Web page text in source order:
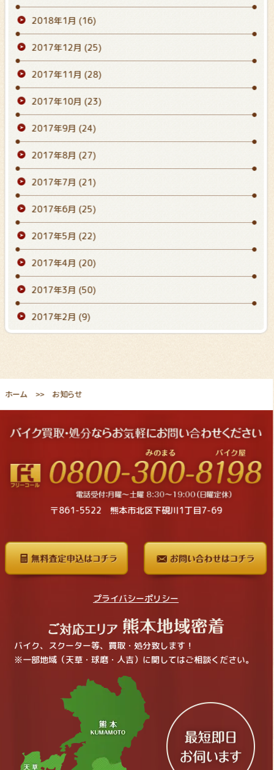
2018年1月 (16)
2017年12月 (25)
2017年11月 (28)
2017年10月 (23)
2017年9月 (24)
2017年8月 (27)
2017年7月 (21)
2017年6月 (25)
2017年5月 (22)
2017年4月 (20)
2017年3月 (50)
2017年2月 (9)
ホーム お知らせ
〒861-5522 熊本市北区下硯川1丁目7-69
プライバシーポリシー
バイク、スクーター等、買取・処分致します！
※一部地域（天草・球磨・人吉）に関してはご相談ください。